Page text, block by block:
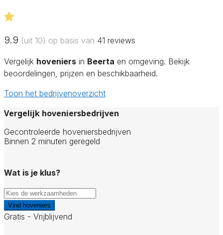
9.9 (uit 10) op basis van 41 reviews
Vergelijk hoveniers in Beerta en omgeving. Bekijk
beoordelingen, prijzen en beschikbaarheid.
Toon het bedrijvenoverzicht
Vergelijk hoveniersbedrijven
Gecontroleerde hoveniersbedrijven
Binnen 2 minuten geregeld
Wat is je klus?
Vind hoveniers
Gratis - Vrijblijvend